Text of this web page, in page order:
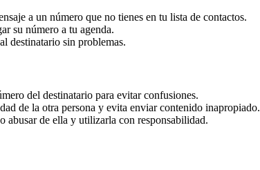
a un número que no tienes en tu lista de contactos.
su número a tu agenda.
destinatario sin problemas.
del destinatario para evitar confusiones.
de la otra persona y evita enviar contenido inapropiado.
abusar de ella y utilizarla con responsabilidad.